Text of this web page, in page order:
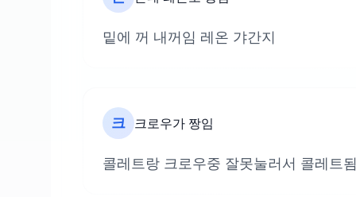
밑에 꺼 내꺼임 레온 갸간지
크 크로우가 짱임
콜레트랑 크로우중 잘못눌러서 콜레트